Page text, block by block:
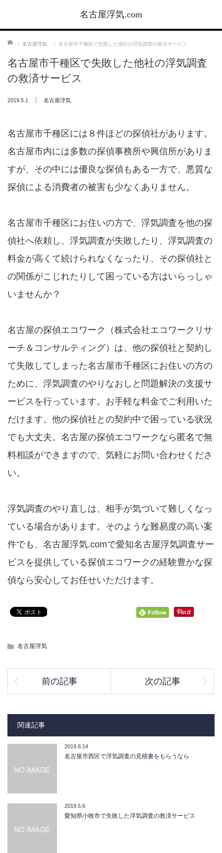
名古屋浮気.com
ホーム 名古屋浮気 名古屋市千種区で失敗した他社の浮気調査の救済サービス
名古屋市千種区で失敗した他社の浮気調査
の救済サービス
2019.5.1 名古屋浮気
名古屋市千種区には８件ほどの探偵社があります。
名古屋市内には多数の探偵事務所や興信所がありま
すが、その中には優良な探偵もある一方で、悪質な
探偵による消費者の被害も少なくありません。
名古屋市千種区にお住いの方で、浮気調査を他の探
偵社へ依頼し、浮気調査が失敗したり、浮気調査の
料金が高くて続けられなくなったり、その探偵社と
の関係がこじれたりして困っている方はいらっしゃ
いませんか？
名古屋の探偵エコワーク（株式会社エコワークリサ
ーチ＆コンサルティング）は、他の探偵社と契約し
て失敗してしまった名古屋市千種区にお住いの方の
ために、浮気調査のやりなおしと問題解決の支援サ
ービスを行っています。お手軽な料金でご利用いた
だけます。他の探偵社との契約中で困っている状況
でも大丈夫。名古屋の探偵エコワークなら匿名で無
料相談ができますので、気軽にお問い合わせくださ
い。
浮気調査のやり直しは、相手が気づいて難しくなっ
ている場合があります。そのような難易度の高い案
件でも、名古屋浮気.comで愛知名古屋浮気調査サー
ビスを提供している探偵エコワークの経験豊かな探
偵なら安心してお任せいただけます。
名古屋浮気
前の記事 次の記事
関連記事
2019.6.14
名古屋市西区で浮気調査の見積書をもらうなら
2019.5.6
愛知県小牧市で失敗した浮気調査の救済サービス